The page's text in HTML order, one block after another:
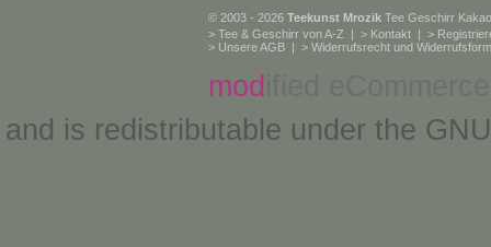
© 2003 - 2026 Teekunst Mrozik Tee Geschirr
> Tee & Geschirr von A-Z | > Kontakt | >
> Unsere AGB | > Widerrufsrecht und
mod
and is redistributable under the